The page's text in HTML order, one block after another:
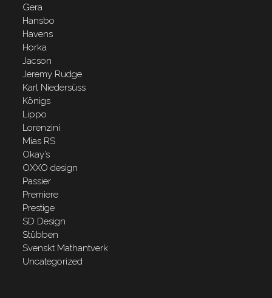
Gera
Hansbo
Havens
Horka
Jacson
Jeremy Rudge
Karl Niedersüss
Königs
Lippo
Lorenzini
Mias RS
Okay’s
OXXO design
Passier
Premiere
Prestige
SD Design
Stübben
Svenskt Mathantverk
Uncategorized